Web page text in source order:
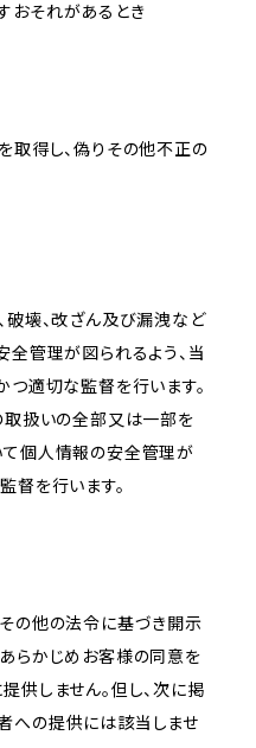
おそれがあるとき
取得し、偽りその他不正の
破壊、改ざん及び漏洩など
全管理が図られるよう、当
つ適切な監督を行います。
取扱いの全部又は一部を
て個人情報の安全管理が
督を行います。
の他の法令に基づき開示
らかじめお客様の同意を
供しません。但し、次に掲
への提供には該当しませ